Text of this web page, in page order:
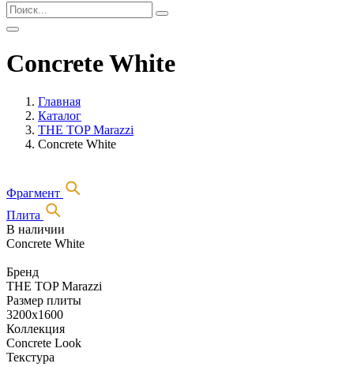
Concrete White
Главная
Каталог
THE TOP Marazzi
Concrete White
Фрагмент
Плита
В наличии
Concrete White
Бренд
THE TOP Marazzi
Размер плиты
3200х1600
Коллекция
Concrete Look
Текстура